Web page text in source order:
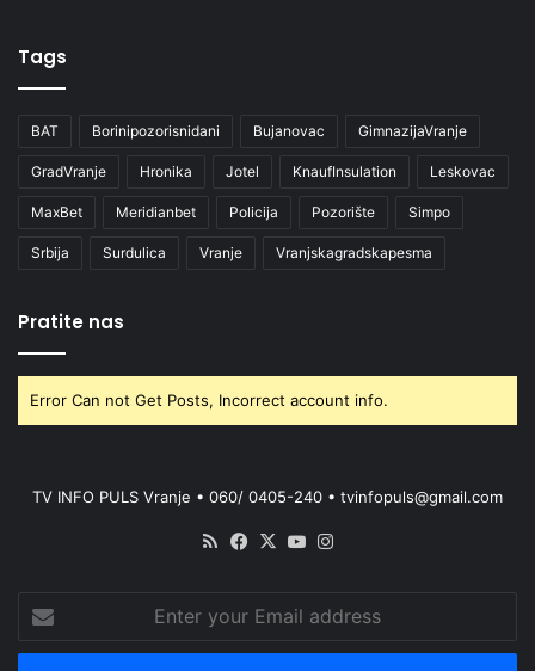
Tags
BAT Borinipozorisnidani Bujanovac GimnazijaVranje
GradVranje Hronika Jotel KnaufInsulation Leskovac
MaxBet Meridianbet Policija Pozorište Simpo
Srbija Surdulica Vranje Vranjskagradskapesma
Pratite nas
Error Can not Get Posts, Incorrect account info.
TV INFO PULS Vranje • 060/ 0405-240 • tvinfopuls@gmail.com
RSS Facebook
X YouTube
your
Email